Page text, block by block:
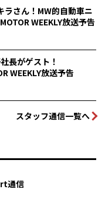
ラさん！MW的自動車ニ
WEEKLY放送予告
長がゲスト！
WEEKLY放送予告
スタッフ通信一覧へ
通信